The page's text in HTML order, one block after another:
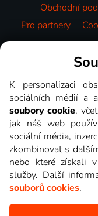
Obchodní
Pro partnery
K personalizaci
sociálních médií a
soubory cookie,
jak náš web
sociální média,
zkombinovat s
nebo které získali
služby. Další
souborů cookies.